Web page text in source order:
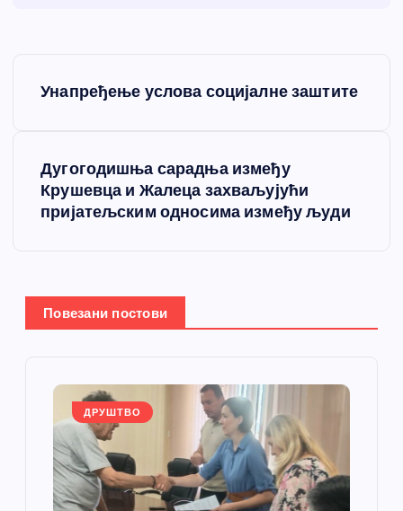
њ
е
Унапређење услова социјалне заштите
Дугогодишња сарадња између
Крушевца и Жалеца захваљујући
пријатељским односима између људи
Повезани постови
ДРУШТВО